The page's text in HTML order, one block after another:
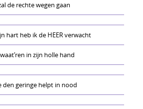
de rechte wegen gaan
hart heb ik de HEER verwacht
in zijn holle hand
den geringe helpt in nood